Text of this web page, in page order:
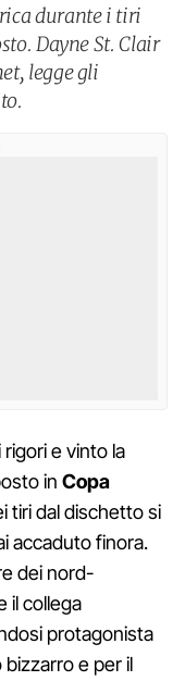
durante i tiri
Dayne St. Clair
legge gli
rigori e vinto la
in Copa
tiri dal dischetto si
accaduto finora.
dei nord-
il collega
protagonista
e per il